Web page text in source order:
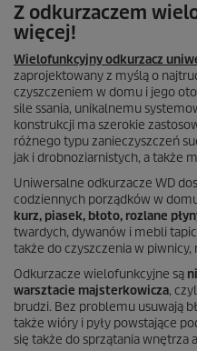
Z odkurzaczem
więcej!
Wielofunkcyjny odkurzacz
zaprojektowany z myślą o
czyszczeniem w domu i jego
sile ssania, unikalnemu
konstrukcji ma szerokie
różnego typu zanieczyszczeń
jak i drobnoziarnistych, a także
Uniwersalne odkurzacze WD
codziennych porządków w
kurz, piasek, błoto, rozlane
twardych, dywanów i mebli
także do czyszczenia w piwnicy,
Odkurzacze wielofunkcyjne są
warsztacie majsterkowicza,
brudzi. Bez problemu usuwają
także wióry i pyły powstające
się także do sprzątania wnętrza